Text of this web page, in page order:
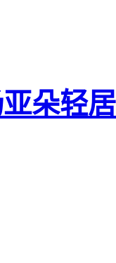
朵轻